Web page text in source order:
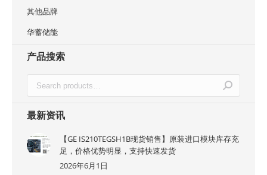
其他品牌
华蓄储能
产品搜索
最新资讯
【GE IS210TEGSH1B现货销售】原装进口模块库存充
足，价格优势明显，支持快速发货
2026年6月1日